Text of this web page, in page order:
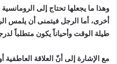
وهذا ما يجعلها تحتاج إلى
أخرى، أما الرجل فيتمنى أن يلمس
طيلة الوقت وأحياناً يكون متطلباً
مع الإشارة إلى أنّ العلاقة